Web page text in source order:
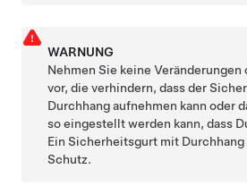
WARNUNG
Nehmen Sie keine
vor, die verhindern, dass der
Durchhang aufnehmen kann oder
so eingestellt werden kann, dass
Ein Sicherheitsgurt mit
Schutz.